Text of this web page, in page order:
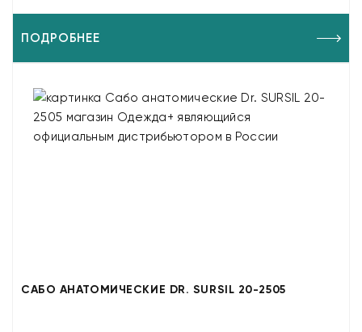
ПОДРОБНЕЕ
САБО АНАТОМИЧЕСКИЕ DR. SURSIL 20-2505